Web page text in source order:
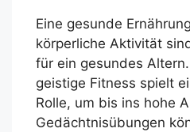
Eine gesunde
körperliche Aktivität
für ein gesundes
geistige Fitness spielt
Rolle, um bis ins hohe
Gedächtnisübungen